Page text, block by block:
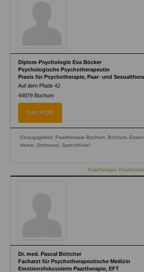
Diplom-Psychologin Eva Böcker
Psychologische Psychotherapeutin
Praxis für Psychotherapie, Paar- und
Auf dem Pfade 42
44879 Bochum
zum Profil
Einzugsgebiet: Paartherapie Bochum, Bochum,
Herne, Dortmund, Sprockhövel
Paartherapie
Dr. med. Pascal Böttcher
Facharzt für Psychotherapeutische Medizin
Emotionsfokussierte Paartherapie, EFT